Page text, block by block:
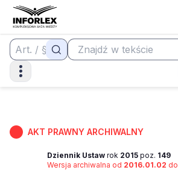
AKT PRAWNY ARCHIWALNY
Dziennik Ustaw rok 2015 poz. 149
Wersja archiwalna od 2016.01.02 do